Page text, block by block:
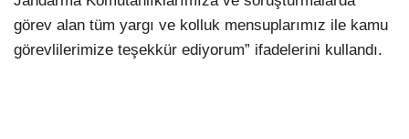
görev alan tüm yargı ve kolluk mensuplarımız ile kamu
görevlilerimize teşekkür ediyorum” ifadelerini kullandı.